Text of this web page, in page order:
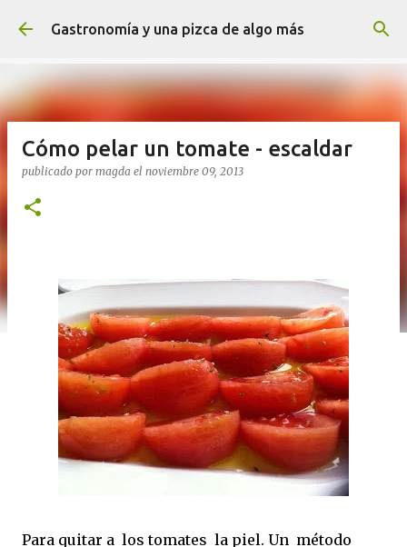
Ir al contenido principal
Gastronomía y una pizca de algo más
Cómo pelar un tomate - escaldar
publicado por magda el noviembre 09, 2013
Para quitar a los tomates la piel. Un método